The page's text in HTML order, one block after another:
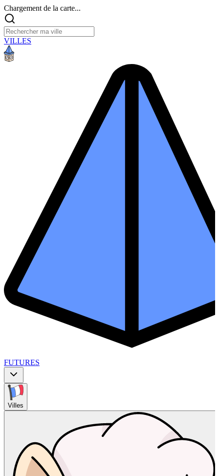
Chargement de la carte...
VILLES
FUTURES
Villes